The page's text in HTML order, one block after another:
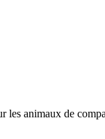
les animaux de